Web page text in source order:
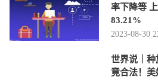
率下降等
83.21%
2023-08-30
世界说｜
竟合法！